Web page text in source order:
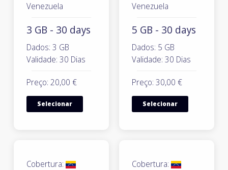
Venezuela
3 GB - 30 days
Dados: 3 GB
Validade: 30 Dias
Preço: 20,00 €
Selecionar
Venezuela
5 GB - 30 days
Dados: 5 GB
Validade: 30 Dias
Preço: 30,00 €
Selecionar
Cobertura:
Cobertura: